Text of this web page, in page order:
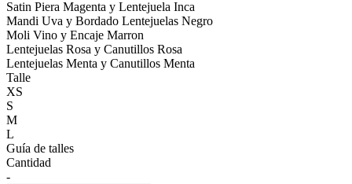
Satin Piera Magenta y Lentejuela Inca
Mandi Uva y Bordado Lentejuelas Negro
Moli Vino y Encaje Marron
Lentejuelas Rosa y Canutillos Rosa
Lentejuelas Menta y Canutillos Menta
Talle
XS
S
M
L
Guía de talles
Cantidad
-